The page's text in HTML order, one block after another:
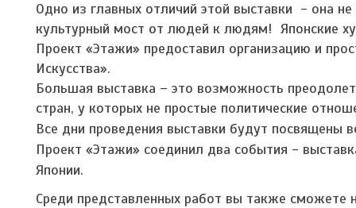
Одно из главных отличий этой выставки - она
культурный мост от людей к людям! Японские
Проект «Этажи» предоставил организацию и
Искусства».
Большая выставка – это возможность
стран, у которых не простые политические
Все дни проведения выставки будут посвящены
Проект «Этажи» соединил два события -
Японии.
Среди представленных работ вы также сможете